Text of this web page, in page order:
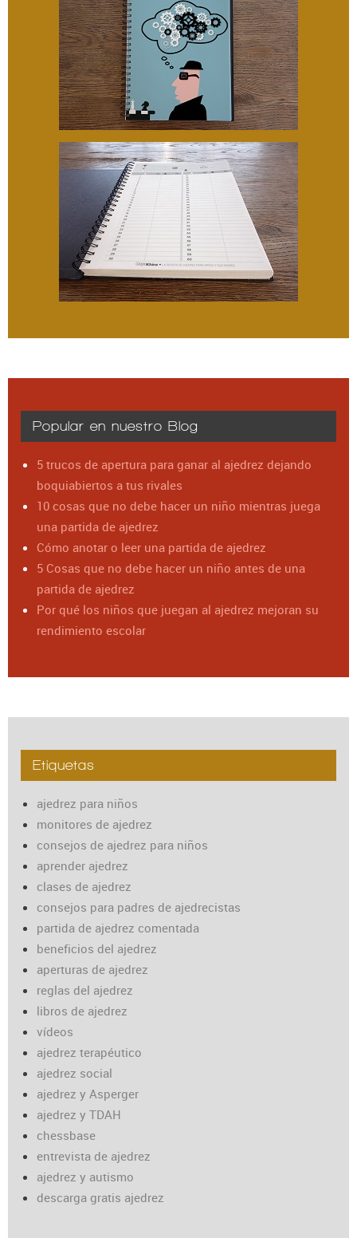
Popular en nuestro Blog
5 trucos de apertura para ganar al ajedrez dejando
boquiabiertos a tus rivales
10 cosas que no debe hacer un niño mientras juega
una partida de ajedrez
Cómo anotar o leer una partida de ajedrez
5 Cosas que no debe hacer un niño antes de una
partida de ajedrez
Por qué los niños que juegan al ajedrez mejoran su
rendimiento escolar
Etiquetas
ajedrez para niños
monitores de ajedrez
consejos de ajedrez para niños
aprender ajedrez
clases de ajedrez
consejos para padres de ajedrecistas
partida de ajedrez comentada
beneficios del ajedrez
aperturas de ajedrez
reglas del ajedrez
libros de ajedrez
vídeos
ajedrez terapéutico
ajedrez social
ajedrez y Asperger
ajedrez y TDAH
chessbase
entrevista de ajedrez
ajedrez y autismo
descarga gratis ajedrez